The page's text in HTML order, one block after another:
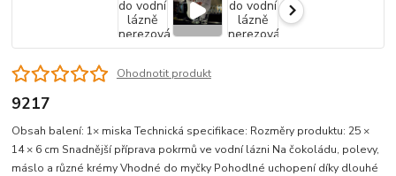
Ohodnotit produkt
9217
Obsah balení: 1× miska Technická specifikace: Rozměry produktu: 25 ×
14 × 6 cm Snadnější příprava pokrmů ve vodní lázni Na čokoládu, polevy,
máslo a různé krémy Vhodné do myčky Pohodlné uchopení díky dlouhé